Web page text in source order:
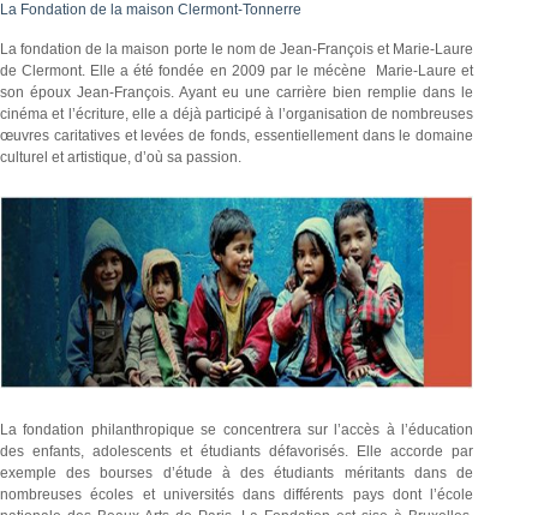
La Fondation de la maison Clermont-Tonnerre
La fondation de la maison porte le nom de Jean-François et Marie-Laure
de Clermont. Elle a été fondée en 2009 par le mécène Marie-Laure et
son époux Jean-François. Ayant eu une carrière bien remplie dans le
cinéma et l’écriture, elle a déjà participé à l’organisation de nombreuses
œuvres caritatives et levées de fonds, essentiellement dans le domaine
culturel et artistique, d’où sa passion.
La fondation philanthropique se concentrera sur l’accès à l’éducation
des enfants, adolescents et étudiants défavorisés. Elle accorde par
exemple des bourses d’étude à des étudiants méritants dans de
nombreuses écoles et universités dans différents pays dont l’école